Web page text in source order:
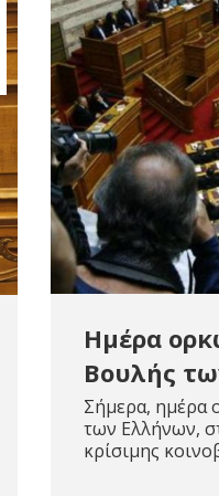
Ημέρα
Βουλής
Σήμερα, ημέρα
των Ελλήνων,
κρίσιμης